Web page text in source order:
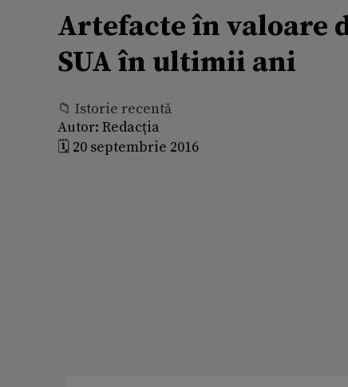
Artefacte în valoare
SUA în ultimii ani
📁 Istorie recentă
Autor: Redacția
🗓️ 20 septembrie 2016